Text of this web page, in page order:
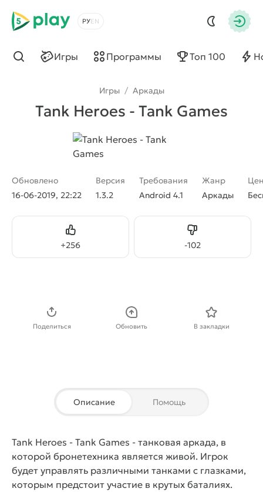
5play
Выбрать язык
Игры Программы Топ 100
Найти
Игры / Аркады
Tank Heroes - Tank Games
Обновлено
16-06-2019, 22:22
Версия
1.3.2
Требования
Android 4.1
Жанр
Аркады
+256
Нравится -102
Не нравится
Поделиться Обновить В закладки
Описание Помощь
Tank Heroes - Tank Games - танковая аркада, в
которой бронетехника является живой. Игрок
будет управлять различными танками с глазками,
которым предстоит участие в крутых баталиях.